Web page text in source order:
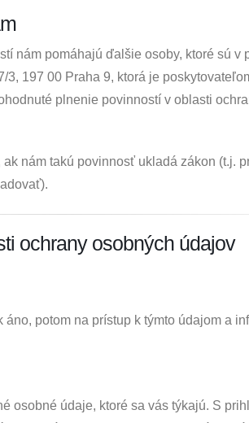
nám pomáhajú ďalšie osoby, ktoré sú
197 00 Praha 9, ktorá je
plnenie povinností v oblasti
nám takú povinnosť ukladá zákon (t.j.
ochrany osobných údajov
potom na prístup k týmto údajom a
osobné údaje, ktoré sa vás týkajú. S